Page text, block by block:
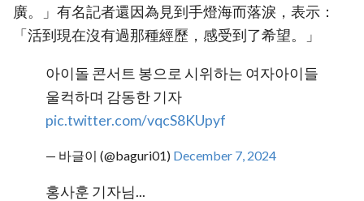
廣。」有名記者還因為見到手燈海而落淚，表示：
「活到現在沒有過那種經歷，感受到了希望。」
아이돌 콘서트 봉으로 시위하는 여자아이들
울컥하며 감동한 기자
pic.twitter.com/vqcS8KUpyf
— 바글이 (@baguri01) December 7, 2024
홍사훈 기자님...